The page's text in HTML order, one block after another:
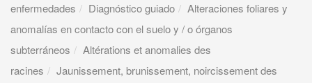
enfermedades
Diagnóstico guiado
Alteraciones foliares y
anomalías en contacto con el suelo y / o órganos
subterráneos
Altérations et anomalies des
racines
Jaunissement, brunissement, noircissement des